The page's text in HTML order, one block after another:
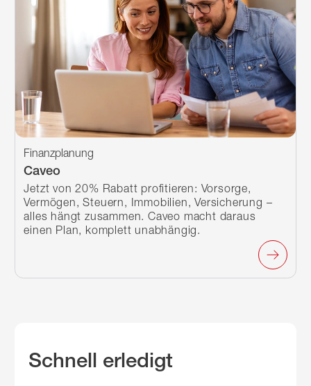
Caveo
Finanzplanung
Jetzt von 20% Rabatt profitieren: Vorsorge,
Vermögen, Steuern, Immobilien, Versicherung –
alles hängt zusammen. Caveo macht daraus
einen Plan, komplett unabhängig.
Schnell erledigt